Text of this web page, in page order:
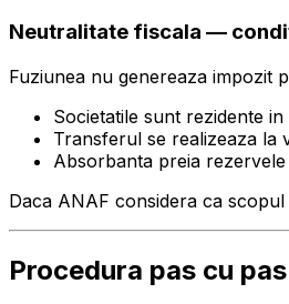
Neutralitate fiscala —
Fuziunea nu genereaza impozit
Societatile sunt rezidente in
Transferul se realizeaza la
Absorbanta preia
Daca ANAF considera ca
Procedura pas cu pas